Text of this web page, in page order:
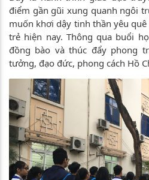
điểm gần gũi xung quanh ngôi
muốn khơi dậy tinh thần yêu
trẻ hiện nay. Thông qua buổi
đồng bào và thúc đẩy phong
tưởng, đạo đức, phong cách Hồ